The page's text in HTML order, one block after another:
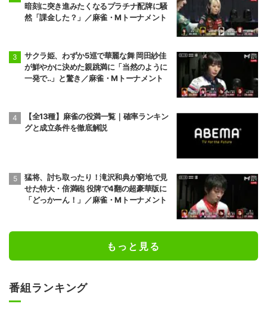
暗刻に突き進みたくなるプラチナ配牌に騒
然「課金した？」／麻雀・Mトーナメント
サクラ姫、わずか5巡で華麗な舞 岡田紗佳
が鮮やかに決めた親跳満に「当然のように
一発で‥」と驚き／麻雀・Mトーナメント
【全13種】麻雀の役満一覧｜確率ランキン
グと成立条件を徹底解説
猛将、討ち取ったり！滝沢和典が窮地で見
せた特大・倍満砲 役牌で4翻の超豪華版に
「どっかーん！」／麻雀・Mトーナメント
もっと見る
番組ランキング